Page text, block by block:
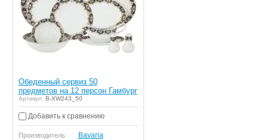
Обеденный сервиз 50
предметов на 12 персон Гамбург
Артикул: B-XW243_50
Добавить к сравнению
Производитель Bavaria